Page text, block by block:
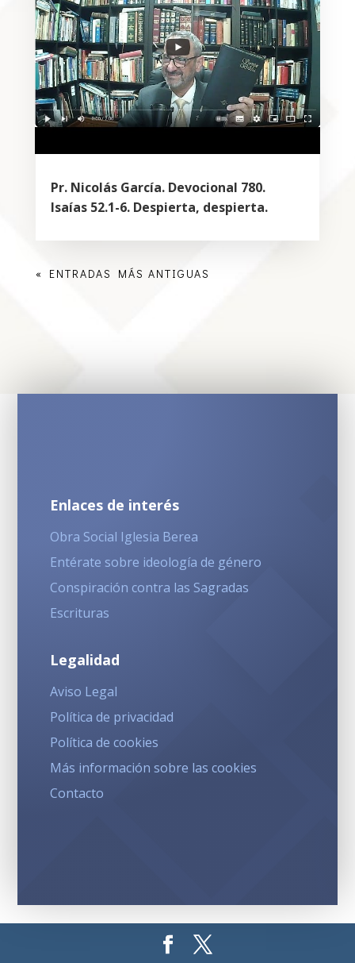
Pr. Nicolás García. Devocional 780.
Isaías 52.1-6. Despierta, despierta.
« ENTRADAS MÁS ANTIGUAS
Enlaces de interés
Obra Social Iglesia Berea
Entérate sobre ideología de género
Conspiración contra las Sagradas
Escrituras
Legalidad
Aviso Legal
Política de privacidad
Política de cookies
Más información sobre las cookies
Contacto